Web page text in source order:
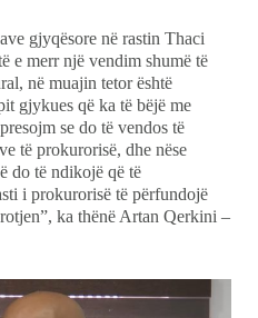
gjyqësore në rastin Thaci
e merr një vendim shumë të
në muajin tetor është
gjykues që ka të bëjë me
se do të vendos të
të prokurorisë, dhe nëse
do të ndikojë që të
i prokurorisë të përfundojë
ka thënë Artan Qerkini –